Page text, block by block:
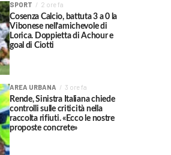
SPORT 2 ore fa
Cosenza Calcio, battuta 3 a 0 la
Vibonese nell’amichevole di
Lorica. Doppietta di Achour e
goal di Ciotti
AREA URBANA 3 ore fa
Rende, Sinistra Italiana chiede
controlli sulle criticità nella
raccolta rifiuti. «Ecco le nostre
proposte concrete»